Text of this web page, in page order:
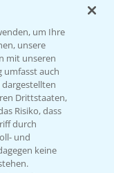
um Ihre
unsere
mit unseren
umfasst auch
Drittstaaten,
Risiko, dass
durch
und
keine